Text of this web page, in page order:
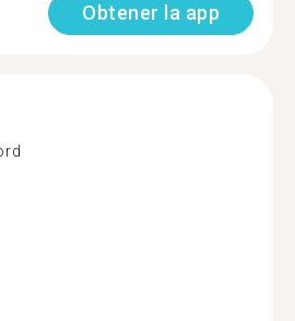
Obtener la app